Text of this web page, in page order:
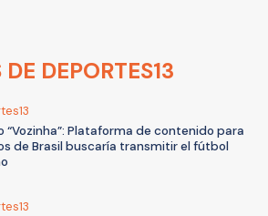
DEPORTES13
“Vozinha”: Plataforma de contenido para
de Brasil buscaría transmitir el fútbol